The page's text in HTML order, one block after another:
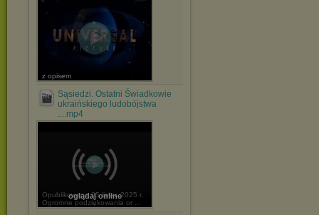
z opisem
Sąsiedzi. Ostatni Świadkowie
ukraińskiego ludobójstwa
....mp4
oglądaj online
Opublikowano 05 lipiec 2025 r.
Ogromne podziękowania or ...